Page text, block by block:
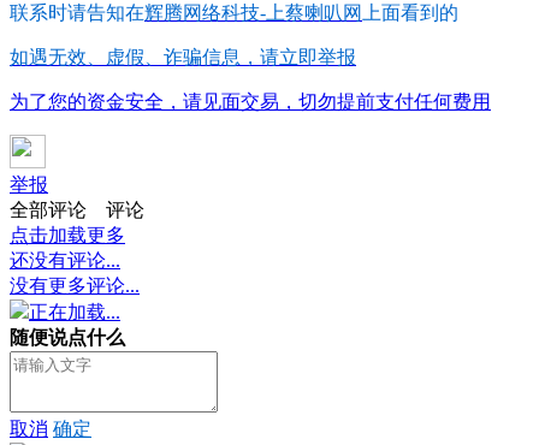
联系时请告知在辉腾网络科技-上蔡喇叭网 上面看到的
如遇无效、虚假、诈骗信息，请立即举报
为了您的资金安全，请见面交易，切勿提前支付任何费用
举报
全部评论
评论
点击加载更多
还没有评论...
没有更多评论...
正在加载...
随便说点什么
取消 确定